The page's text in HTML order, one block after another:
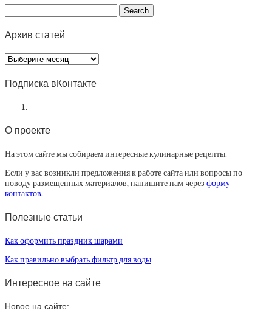
Архив статей
Архив
статей
Подписка вКонтакте
О проекте
На этом сайте мы собираем интересные кулинарные рецепты.
Если у вас возникли предложения к работе сайта или вопросы по
поводу размещенных материалов, напишите нам через форму
контактов.
Полезные статьи
Как оформить праздник шарами
Как правильно выбрать фильтр для воды
Интересное на сайте
Новое на сайте: